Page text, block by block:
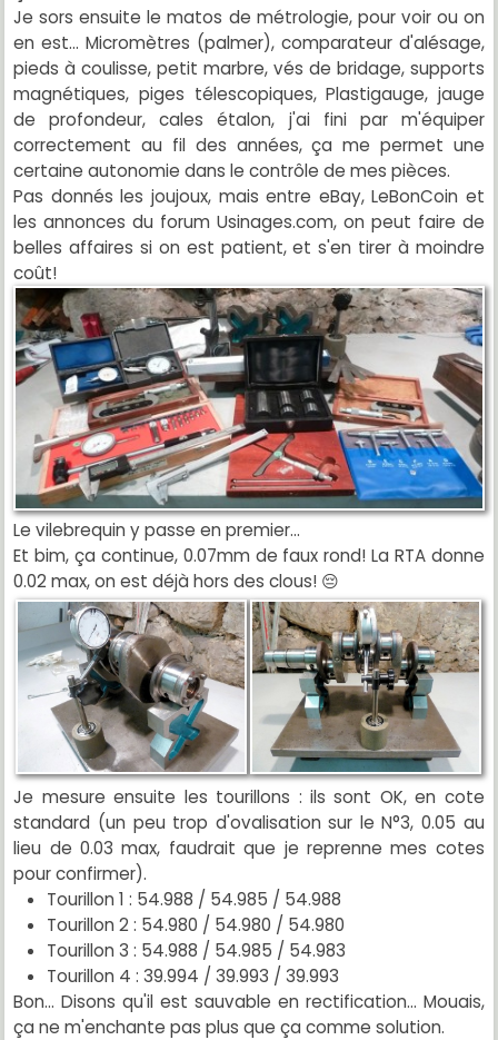
Je sors ensuite le matos de métrologie, pour voir ou on
en est... Micromètres (palmer), comparateur d'alésage,
pieds à coulisse, petit marbre, vés de bridage, supports
magnétiques, piges télescopiques, Plastigauge, jauge
de profondeur, cales étalon, j'ai fini par m'équiper
correctement au fil des années, ça me permet une
certaine autonomie dans le contrôle de mes pièces.
Pas donnés les joujoux, mais entre eBay, LeBonCoin et
les annonces du forum Usinages.com, on peut faire de
belles affaires si on est patient, et s'en tirer à moindre
coût!
Le vilebrequin y passe en premier...
Et bim, ça continue, 0.07mm de faux rond! La RTA donne
0.02 max, on est déjà hors des clous! 😔
Je mesure ensuite les tourillons : ils sont OK, en cote
standard (un peu trop d'ovalisation sur le N°3, 0.05 au
lieu de 0.03 max, faudrait que je reprenne mes cotes
pour confirmer).
Tourillon 1 : 54.988 / 54.985 / 54.988
Tourillon 2 : 54.980 / 54.980 / 54.980
Tourillon 3 : 54.988 / 54.985 / 54.983
Tourillon 4 : 39.994 / 39.993 / 39.993
Bon... Disons qu'il est sauvable en rectification... Mouais,
ça ne m'enchante pas plus que ça comme solution.